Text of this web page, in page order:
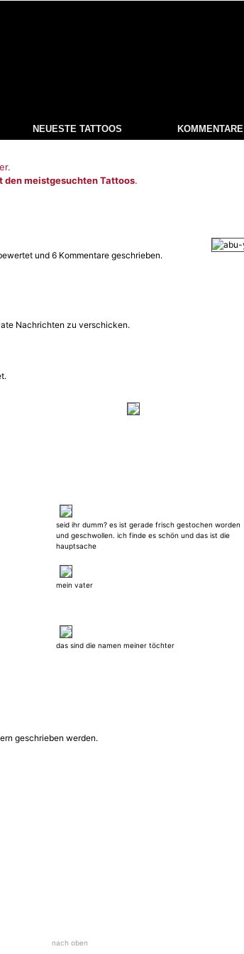
NEUESTE TATTOOS KOMMENTARE
den meistgesuchten Tattoos.
und 6 Kommentare geschrieben.
Nachrichten zu verschicken.
seid ihr dumm? es ist gerade frisch gestochen worden
und geschwollen. ich finde es schön und das ist die
hauptsache
mein vater
das sind die namen meiner töchter
geschrieben werden.
nach oben